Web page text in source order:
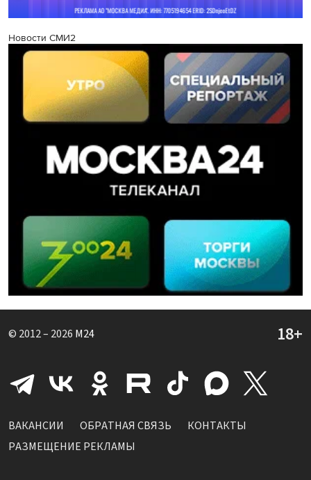
Новости СМИ2
© 2012 – 2026 M24
ВАКАНСИИ ОБРАТНАЯ СВЯЗЬ
КОНТАКТЫ
РАЗМЕЩЕНИЕ РЕКЛАМЫ